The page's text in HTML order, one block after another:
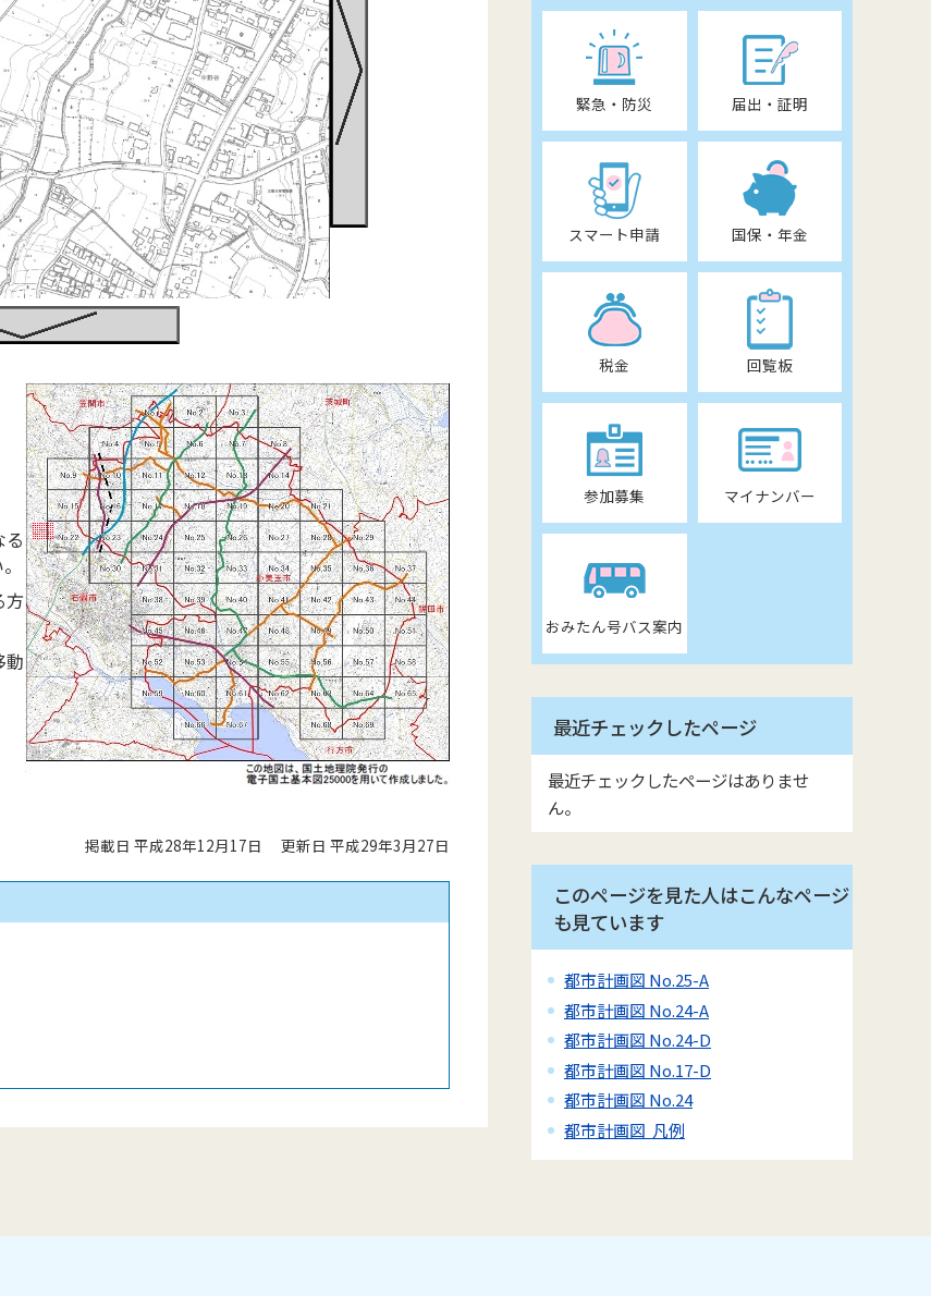
方
動
掲載日 平成28年12月17日 更新日 平成29年3月27日
緊急・防災 届出・証明
スマート申請 国保・年金
税金 回覧板
参加募集 マイナンバー
おみたん号バス案内
最近チェックしたページ
最近チェックしたページはありませ
ん。
このページを見た人はこんなページ
も見ています
都市計画図 No.25-A
都市計画図 No.24-A
都市計画図 No.24-D
都市計画図 No.17-D
都市計画図 No.24
都市計画図 凡例